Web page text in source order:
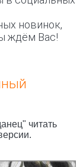
новинок,
ждём Вас!
читать